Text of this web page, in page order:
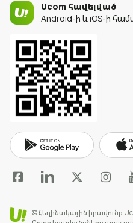
Ucom հավելված
Android-ի և iOS-ի
© Հեղինակային իրավունք